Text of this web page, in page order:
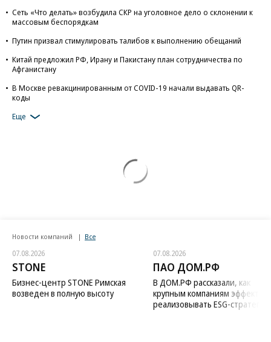
Сеть «Что делать» возбудила СКР на уголовное дело о склонении к
массовым беспорядкам
Путин призвал стимулировать талибов к выполнению обещаний
Китай предложил РФ, Ирану и Пакистану план сотрудничества по
Афганистану
В Москве ревакцинированным от COVID-19 начали выдавать QR-
коды
Еще
Новости компаний Все
07.08.2026
STONE
Бизнес-центр STONE Римская
возведен в полную высоту
07.08.2026
ПАО ДОМ.РФ
В ДОМ.РФ рассказали, как
крупным компаниям
реализовывать ESG-стратегию